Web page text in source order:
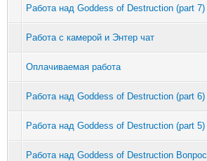
Работа над Goddess of Destruction (part 7)
Работа с камерой и Энтер чат
Оплачиваемая работа
Работа над Goddess of Destruction (part 6)
Работа над Goddess of Destruction (part 5)
Работа над Goddess of Destruction Вопрос